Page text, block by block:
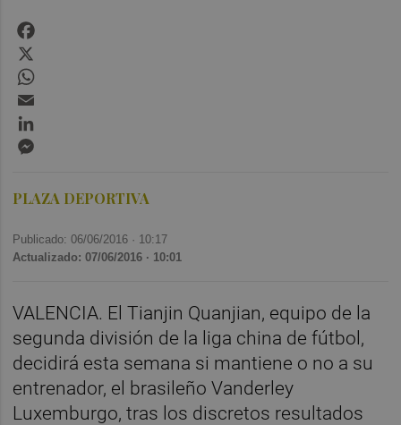
PLAZA DEPORTIVA
Publicado: 06/06/2016 · 10:17
Actualizado: 07/06/2016 · 10:01
VALENCIA. El Tianjin Quanjian, equipo de la
segunda división de la liga china de fútbol,
decidirá esta semana si mantiene o no a su
entrenador, el brasileño Vanderley
Luxemburgo, tras los discretos resultados